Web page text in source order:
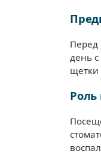
Перед
день
щетки
Роль